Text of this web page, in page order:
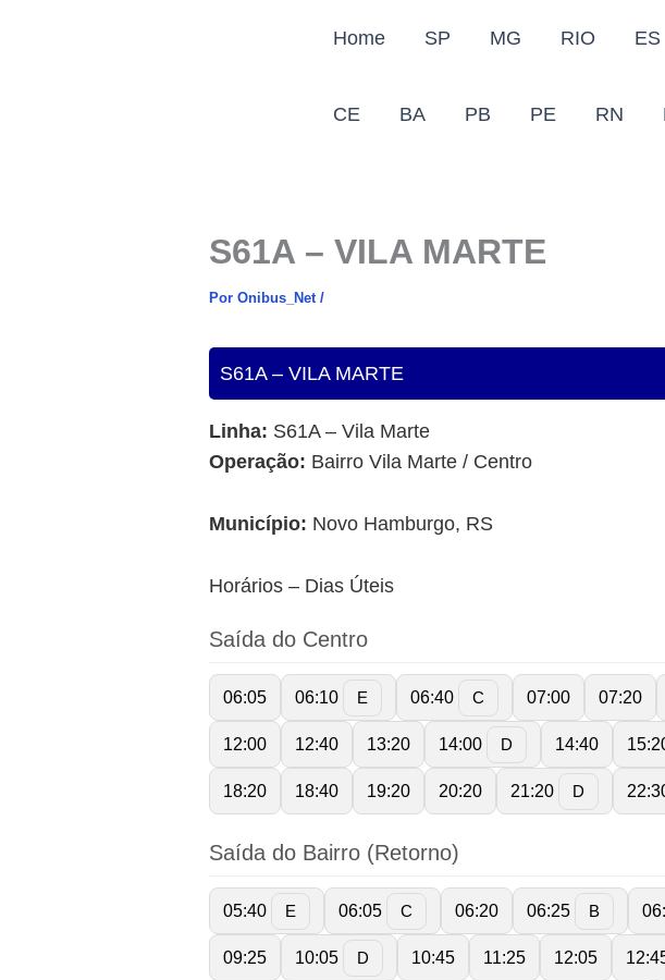
Home SP MG RIO ES
CE BA PB PE RN
S61A – VILA MARTE
Por Onibus_Net /
S61A – VILA MARTE
Linha: S61A – Vila Marte
Operação: Bairro Vila Marte / Centro
Município: Novo Hamburgo, RS
Horários – Dias Úteis
Saída do Centro
06:05 06:10 E 06:40 C 07:00 07:20
12:00 12:40 13:20 14:00 D 14:40
18:20 18:40 19:20 20:20 21:20 D
Saída do Bairro (Retorno)
05:40 E 06:05 C 06:20 06:25 B
09:25 10:05 D 10:45 11:25 12:05